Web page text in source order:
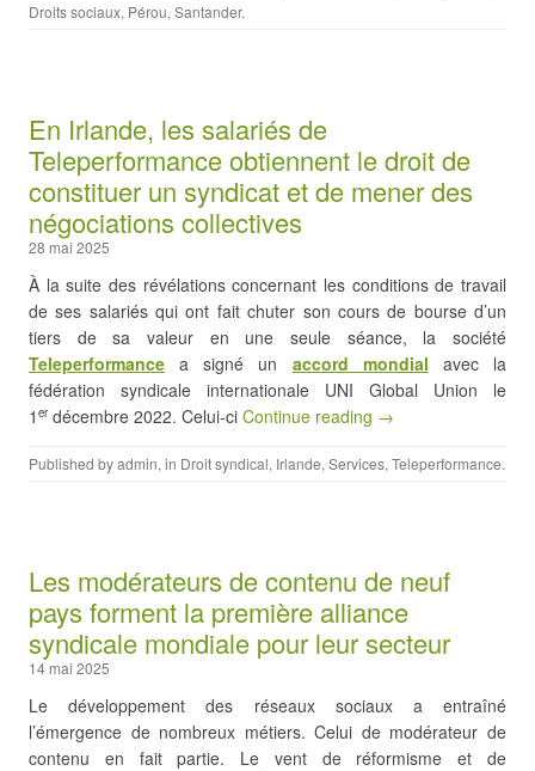
Droits sociaux, Pérou, Santander.
En Irlande, les salariés de
Teleperformance obtiennent le droit de
constituer un syndicat et de mener des
négociations collectives
28 mai 2025
À la suite des révélations concernant les conditions de travail
de ses salariés qui ont fait chuter son cours de bourse d’un
tiers de sa valeur en une seule séance, la société
Teleperformance a signé un accord mondial avec la
fédération syndicale internationale UNI Global Union le
1 er décembre 2022. Celui-ci Continue reading →
Published byadmin, in Droit syndical, Irlande, Services, Teleperformance.
Les modérateurs de contenu de neuf
pays forment la première alliance
syndicale mondiale pour leur secteur
14 mai 2025
Le développement des réseaux sociaux a entraîné
l’émergence de nombreux métiers. Celui de modérateur de
contenu en fait partie. Le vent de réformisme et de